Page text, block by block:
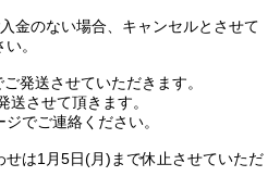
金のない場合、キャンセルとさせて
。
発送させていただきます。
させて頂きます。
でご連絡ください。
せは1月5日(月)まで休止させていただ